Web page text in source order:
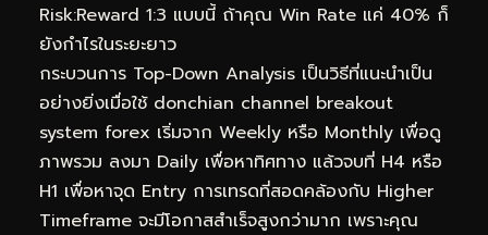
Risk:Reward 1:3 แบบนี้ ถ้าคุณ Win Rate แค่ 40% ก็
ยังกำไรในระยะยาว
กระบวนการ Top-Down Analysis เป็นวิธีที่แนะนำเป็น
อย่างยิ่งเมื่อใช้ donchian channel breakout
system forex เริ่มจาก Weekly หรือ Monthly เพื่อดู
ภาพรวม ลงมา Daily เพื่อหาทิศทาง แล้วจบที่ H4 หรือ
H1 เพื่อหาจุด Entry การเทรดที่สอดคล้องกับ Higher
Timeframe จะมีโอกาสสำเร็จสูงกว่ามาก เพราะคุณ